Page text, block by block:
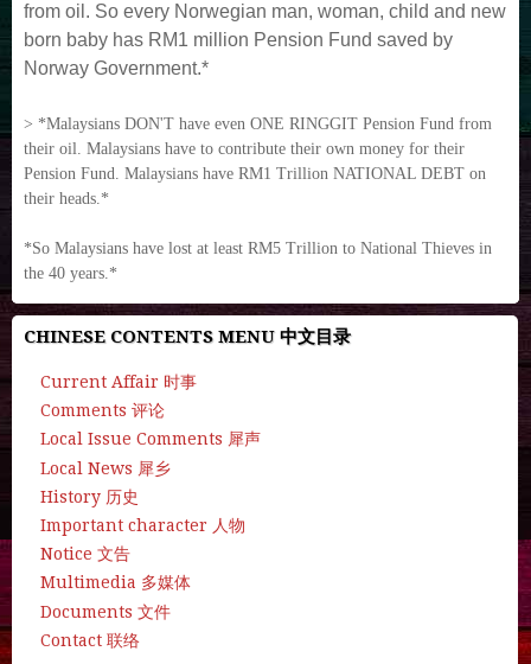
from oil. So every Norwegian man, woman, child and new
born baby has RM1 million Pension Fund saved by
Norway Government.*
> *Malaysians DON'T have even ONE RINGGIT Pension Fund from
their oil. Malaysians have to contribute their own money for their
Pension Fund. Malaysians have RM1 Trillion NATIONAL DEBT on
their heads.*
*So Malaysians have lost at least RM5 Trillion to National Thieves in
the 40 years.*
CHINESE CONTENTS MENU 中文目录
Current Affair 时事
Comments 评论
Local Issue Comments 犀声
Local News 犀乡
History 历史
Important character 人物
Notice 文告
Multimedia 多媒体
Documents 文件
Contact 联络